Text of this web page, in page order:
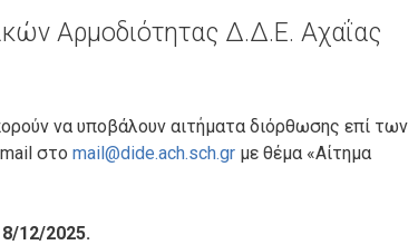
Αρμοδιότητας Δ.Δ.Ε. Αχαΐας
να υποβάλουν αιτήματα διόρθωσης επί των
στο mail@dide.ach.sch.gr με θέμα «Αίτημα
8/12/2025.